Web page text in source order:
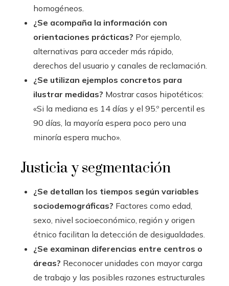
homogéneos.
¿Se acompaña la información con
orientaciones prácticas? Por ejemplo,
alternativas para acceder más rápido,
derechos del usuario y canales de reclamación.
¿Se utilizan ejemplos concretos para
ilustrar medidas? Mostrar casos hipotéticos:
«Si la mediana es 14 días y el 95.º percentil es
90 días, la mayoría espera poco pero una
minoría espera mucho».
Justicia y segmentación
¿Se detallan los tiempos según variables
sociodemográficas? Factores como edad,
sexo, nivel socioeconómico, región y origen
étnico facilitan la detección de desigualdades.
¿Se examinan diferencias entre centros o
áreas? Reconocer unidades con mayor carga
de trabajo y las posibles razones estructurales